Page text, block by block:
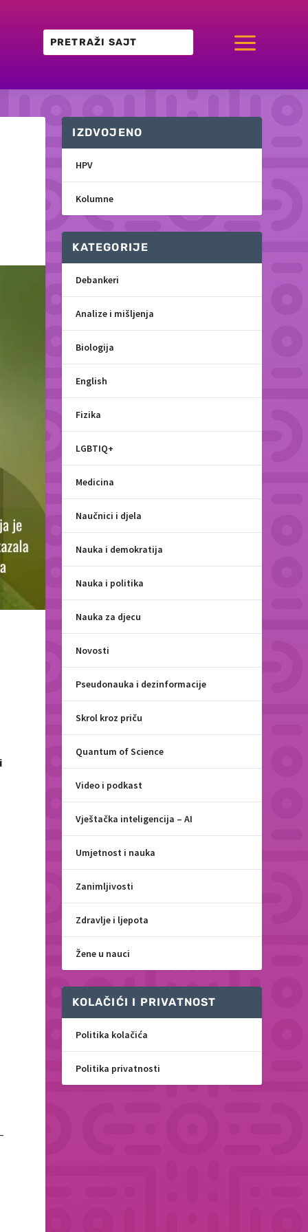
a
IZDVOJENO
HPV
Kolumne
KATEGORIJE
Debankeri
Analize i mišljenja
Biologija
English
Fizika
LGBTIQ+
Medicina
Naučnici i djela
Nauka i demokratija
Nauka i politika
Nauka za djecu
Novosti
Pseudonauka i dezinformacije
Skrol kroz priču
Quantum of Science
Video i podkast
Vještačka inteligencija – AI
Umjetnost i nauka
Zanimljivosti
Zdravlje i ljepota
Žene u nauci
KOLAČIĆI I PRIVATNOST
Politika kolačića
Politika privatnosti